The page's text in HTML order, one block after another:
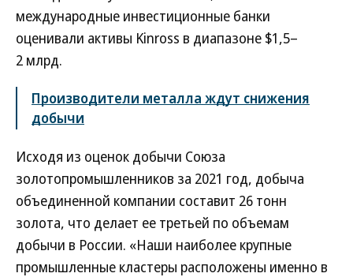
международные инвестиционные банки
оценивали активы Kinross в диапазоне $1,5–
2 млрд.
Производители металла ждут снижения
добычи
Исходя из оценок добычи Союза
золотопромышленников за 2021 год, добыча
объединенной компании составит 26 тонн
золота, что делает ее третьей по объемам
добычи в России. «Наши наиболее крупные
промышленные кластеры расположены именно в